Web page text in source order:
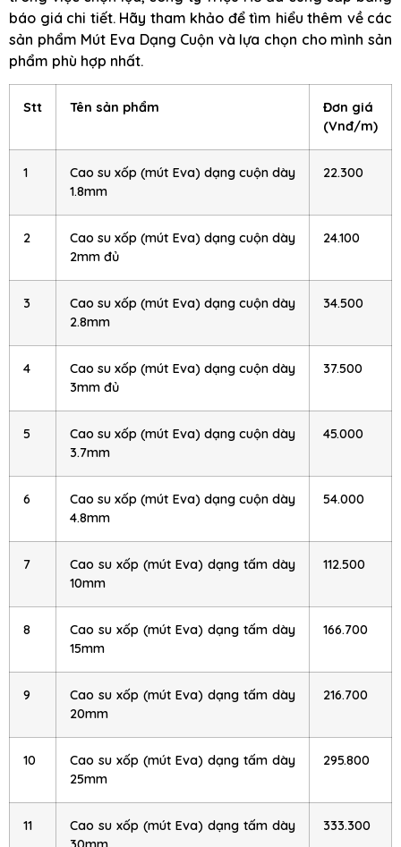
báo giá chi tiết. Hãy tham khảo để tìm hiểu thêm về các
sản phẩm Mút Eva Dạng Cuộn và lựa chọn cho mình sản
phẩm phù hợp nhất.
Stt Tên sản phẩm
Đơn giá
(Vnđ/m)
1
Cao su xốp (mút Eva) dạng cuộn dày
1.8mm
22.300
2
Cao su xốp (mút Eva) dạng cuộn dày
2mm đủ
24.100
3
Cao su xốp (mút Eva) dạng cuộn dày
2.8mm
34.500
4
Cao su xốp (mút Eva) dạng cuộn dày
3mm đủ
37.500
5
Cao su xốp (mút Eva) dạng cuộn dày
3.7mm
45.000
6
Cao su xốp (mút Eva) dạng cuộn dày
4.8mm
54.000
7
Cao su xốp (mút Eva) dạng tấm dày
10mm
112.500
8
Cao su xốp (mút Eva) dạng tấm dày
15mm
166.700
9
Cao su xốp (mút Eva) dạng tấm dày
20mm
216.700
10
Cao su xốp (mút Eva) dạng tấm dày
25mm
295.800
11
Cao su xốp (mút Eva) dạng tấm dày
333.300